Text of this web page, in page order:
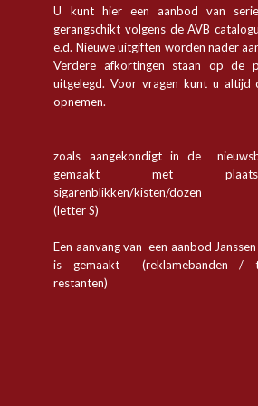
U kunt hier een aanbod van
gerangschikt volgens de AVB
e.d. Nieuwe uitgiften worden nader
Verdere afkortingen staan op de
uitgelegd. Voor vragen kunt u altijd
opnemen.
zoals aangekondigt in de
gemaakt met
sigarenblikken/kisten/dozen
(letter S)
Een aanvang van een aanbod
is gemaakt (reklamebanden /
restanten)